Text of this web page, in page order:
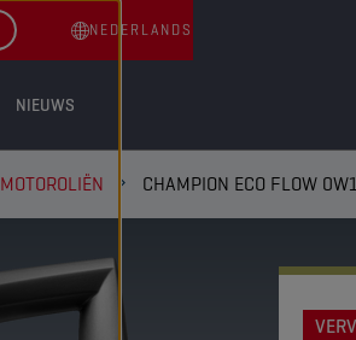
NIEUWS
NEDERLANDS
MOTOROLIËN CHAMPION ECO FLOW